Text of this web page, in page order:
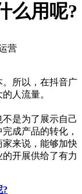
么用呢?
营
。所以，在抖音广
人流量。
是为了展示自己
成产品的转化，
来说，能够加快
开展供给了有力
?